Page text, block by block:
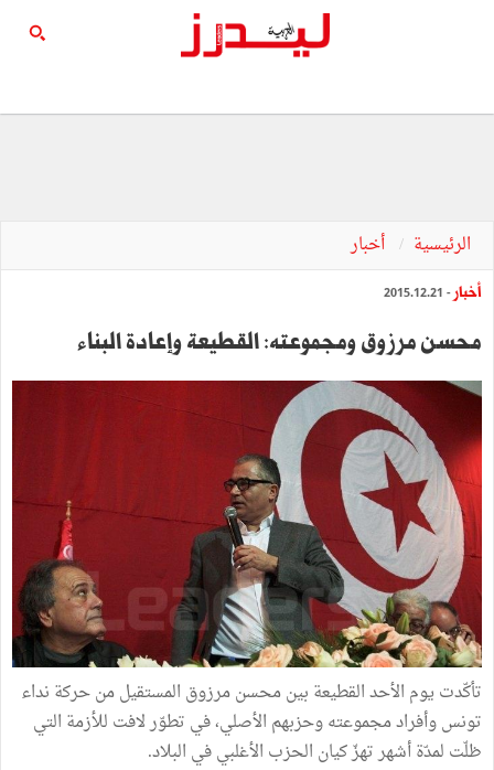
الرئيسية أخبار
أخبار - 2015.12.21
محسن مرزوق ومجموعته: القطيعة وإعادة البناء
تأكّدت يوم الأحد القطيعة بين محسن مرزوق المستقيل من حركة نداء
تونس وأفراد مجموعته وحزبهم الأصلي، في تطوّر لافت للأزمة التي
ظلّت لمدّة أشهر تهزّ كيان الحزب الأغلبي في البلاد.